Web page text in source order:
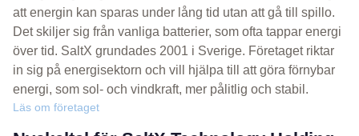
att energin kan sparas under lång tid utan att gå till spillo.
Det skiljer sig från vanliga batterier, som ofta tappar energi
över tid. SaltX grundades 2001 i Sverige. Företaget riktar
in sig på energisektorn och vill hjälpa till att göra förnybar
energi, som sol- och vindkraft, mer pålitlig och stabil.
Läs om företaget